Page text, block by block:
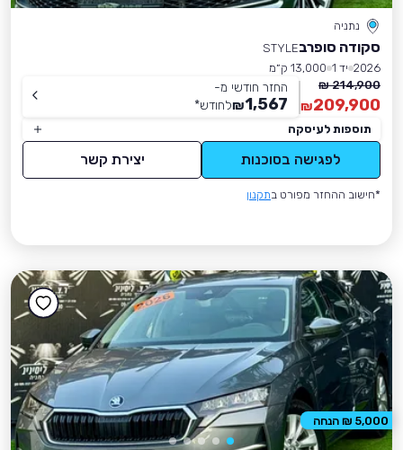
נתניה
סקודה סופרבSTYLE
2026 יד 1
13,000 ק״מ
214,900 ₪
209,900
₪
החזר חודשי מ-
1,567
₪לחודש*
תוספות לעיסקה
לפגישה בסוכנות יצירת קשר
*חישוב ההחזר מפורט בתקנון
5,000 ₪ הנחה